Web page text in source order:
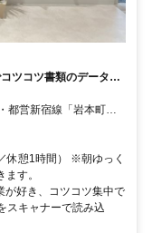
ツコツ書類のデータ化
与年2回
り徒歩7分 ・東京メト
休憩1時間） ※朝ゆっく
す。
が好き、コツコツ集中で
スキャナーで読み込